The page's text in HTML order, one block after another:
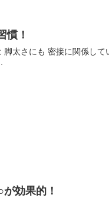
慣！
太さにも 密接に関係し
効果的！